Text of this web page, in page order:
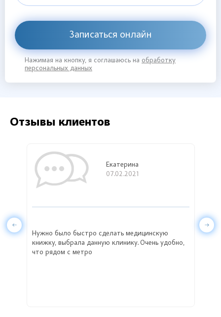
Записаться онлайн
Нажимая на кнопку, я соглашаюсь на обработку
персональных данных
Отзывы клиентов
Екатерина
07.02.2021
Нужно было быстро сделать медицинскую
книжку, выбрала данную клинику. Очень удобно,
что рядом с метро